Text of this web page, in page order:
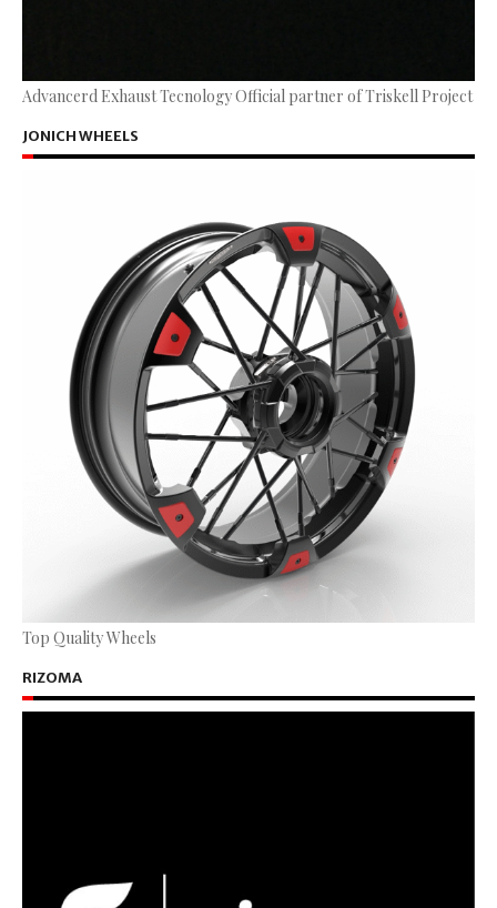
Advancerd Exhaust Tecnology Official partner of Triskell Project
JONICH WHEELS
Top Quality Wheels
RIZOMA